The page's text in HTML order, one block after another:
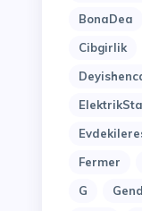
BonaDea
Cibgirlik
Fermer
G